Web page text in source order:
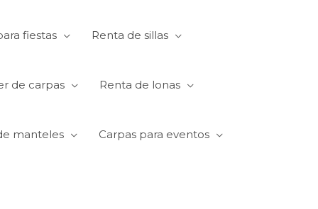
fiestas Renta de sillas
de carpas Renta de lonas
manteles Carpas para eventos